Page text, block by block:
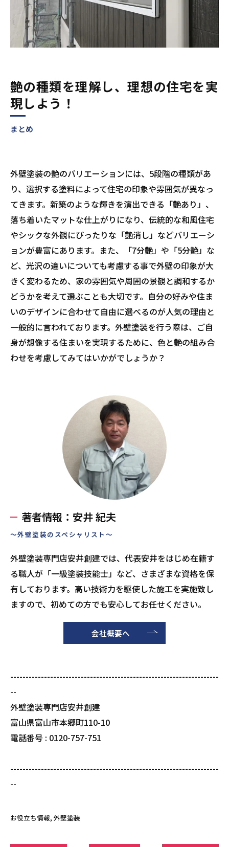
まとめ
艶の種類を理解し、理想の住宅を実
現しよう！
外壁塗装の艶のバリエーションには、5段階の種類があ
り、選択する塗料によって住宅の印象や雰囲気が異なっ
てきます。新築のような輝きを演出できる「艶あり」、
落ち着いたマットな仕上がりになり、伝統的な和風住宅
やシックな外観にぴったりな「艶消し」などバリエーシ
ョンが豊富にあります。また、「7分艶」や「5分艶」な
ど、光沢の違いについても考慮する事で外壁の印象が大
きく変わるため、家の雰囲気や周囲の景観と調和するか
どうかを考えて選ぶことも大切です。自分の好みや住ま
いのデザインに合わせて自由に選べるのが人気の理由と
一般的に言われております。外壁塗装を行う際は、ご自
身が想像する住まいを実現するために、色と艶の組み合
わせを考慮してみてはいかがでしょうか？
著者情報：安井 紀夫
～外壁塗装のスペシャリスト～
外壁塗装専門店安井創建では、代表安井をはじめ在籍す
る職人が「一級塗装技能士」など、さまざまな資格を保
有しております。高い技術力を駆使した施工を実施致し
ますので、初めての方でも安心してお任せください。
会社概要へ
--------------------------------------------------------------------
--
外壁塗装専門店安井創建
富山県富山市本郷町110-10
電話番号 : 0120-757-751
--------------------------------------------------------------------
--
お役立ち情報 外壁塗装